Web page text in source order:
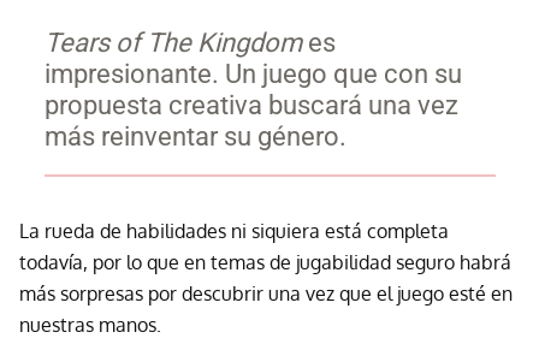
Tears of The Kingdomes
impresionante. Un juego que con su
propuesta creativa buscará una vez
más reinventar su género.
La rueda de habilidades ni siquiera está completa
todavía, por lo que en temas de jugabilidad seguro habrá
más sorpresas por descubrir una vez que el juego esté en
nuestras manos.